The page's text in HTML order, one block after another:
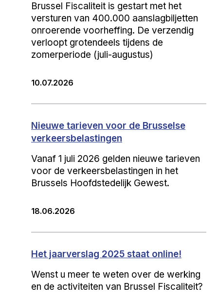
Brussel Fiscaliteit is gestart met het
versturen van 400.000 aanslagbiljetten
onroerende voorheffing. De verzendig
verloopt grotendeels tijdens de
zomerperiode (juli-augustus)
10.07.2026
Nieuwe tarieven voor de Brusselse
verkeersbelastingen
Vanaf 1 juli 2026 gelden nieuwe tarieven
voor de verkeersbelastingen in het
Brussels Hoofdstedelijk Gewest.
18.06.2026
Het jaarverslag 2025 staat online!
Wenst u meer te weten over de werking
en de activiteiten van Brussel Fiscaliteit?